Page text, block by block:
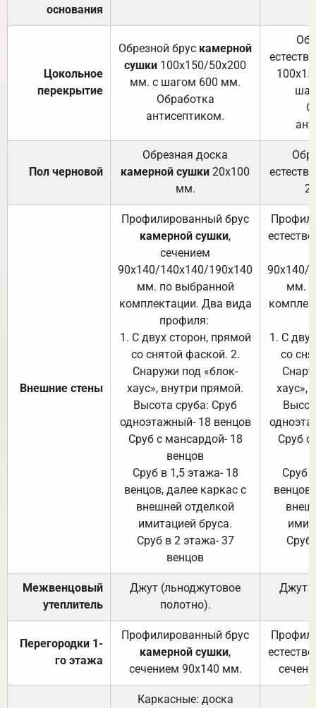
основания
Цокольное
перекрытие
Обрезной брус камерной
сушки 100х150/50х200
мм. с шагом 600 мм.
Обработка
антисептиком.
Пол черновой
Обрезная доска
камерной сушки 20х100
мм.
Внешние стены
Профилированный брус
камерной сушки,
сечением
90х140/140х140/190х140
мм. по выбранной
комплектации. Два вида
профиля:
1. С двух сторон, прямой
со снятой фаской. 2.
Снаружи под «блок-
хаус», внутри прямой.
Высота сруба: Сруб
одноэтажный- 18 венцов
Сруб с мансардой- 18
венцов
Сруб в 1,5 этажа- 18
венцов, далее каркас с
внешней отделкой
имитацией бруса.
Сруб в 2 этажа- 37
венцов
90х140/
мм.
1. С
со
хаус»,
Сруб с
Сруб
Сруб
Межвенцовый
утеплитель
Джут (льноджутовое
полотно).
Джут
Перегородки 1-
го этажа
Профилированный брус
камерной сушки,
сечением 90х140 мм.
Каркасные: доска